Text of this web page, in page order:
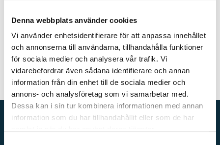
Denna webbplats använder cookies
Vi använder enhetsidentifierare för att anpassa innehållet
och annonserna till användarna, tillhandahålla funktioner
för sociala medier och analysera vår trafik. Vi
vidarebefordrar även sådana identifierare och annan
information från din enhet till de sociala medier och
annons- och analysföretag som vi samarbetar med.
Dessa kan i sin tur kombinera informationen med annan
information som du har tillhandahållit eller som de har
installationer av AV- och Mötesteknik över hela världen
Läs mer här:www.informationsteknik.se